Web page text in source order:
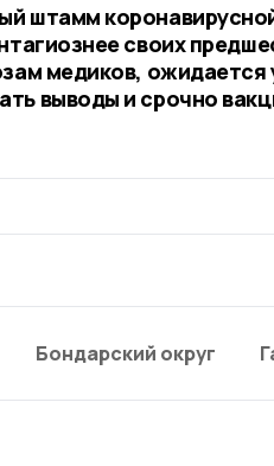
штамм
своих
медиков, ожидается
выводы и срочно
Бондарский округ